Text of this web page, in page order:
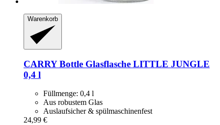
Warenkorb
CARRY Bottle Glasflasche LITTLE JUNGLE
0,4 l
Füllmenge: 0,4 l
Aus robustem Glas
Auslaufsicher & spülmaschinenfest
24,99 €